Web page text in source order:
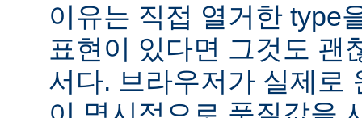
이유는 직접 열거한 type
표현이 있다면 그것도 괜
서다. 브라우저가 실제로